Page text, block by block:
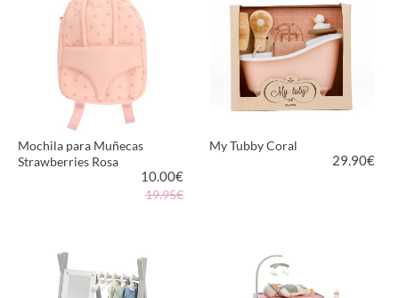
Mochila para Muñecas
Strawberries Rosa
10.00€
19.95€
VER PRODUCTO
My Tubby Coral
29.90€